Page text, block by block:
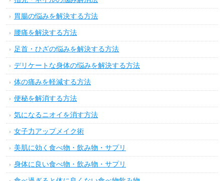
生活環境を整える方法
美肌をキープする方法
ニキビを治す方法
ダイエットを成功させる方法
アンチエイジング実践法
デトックス実践法
髪の悩みを解決する方法
肌荒れを解決する方法
頭痛を解決する方法
目・鼻・耳の悩みを解決する方法
歯やお口の悩みを解決する方法